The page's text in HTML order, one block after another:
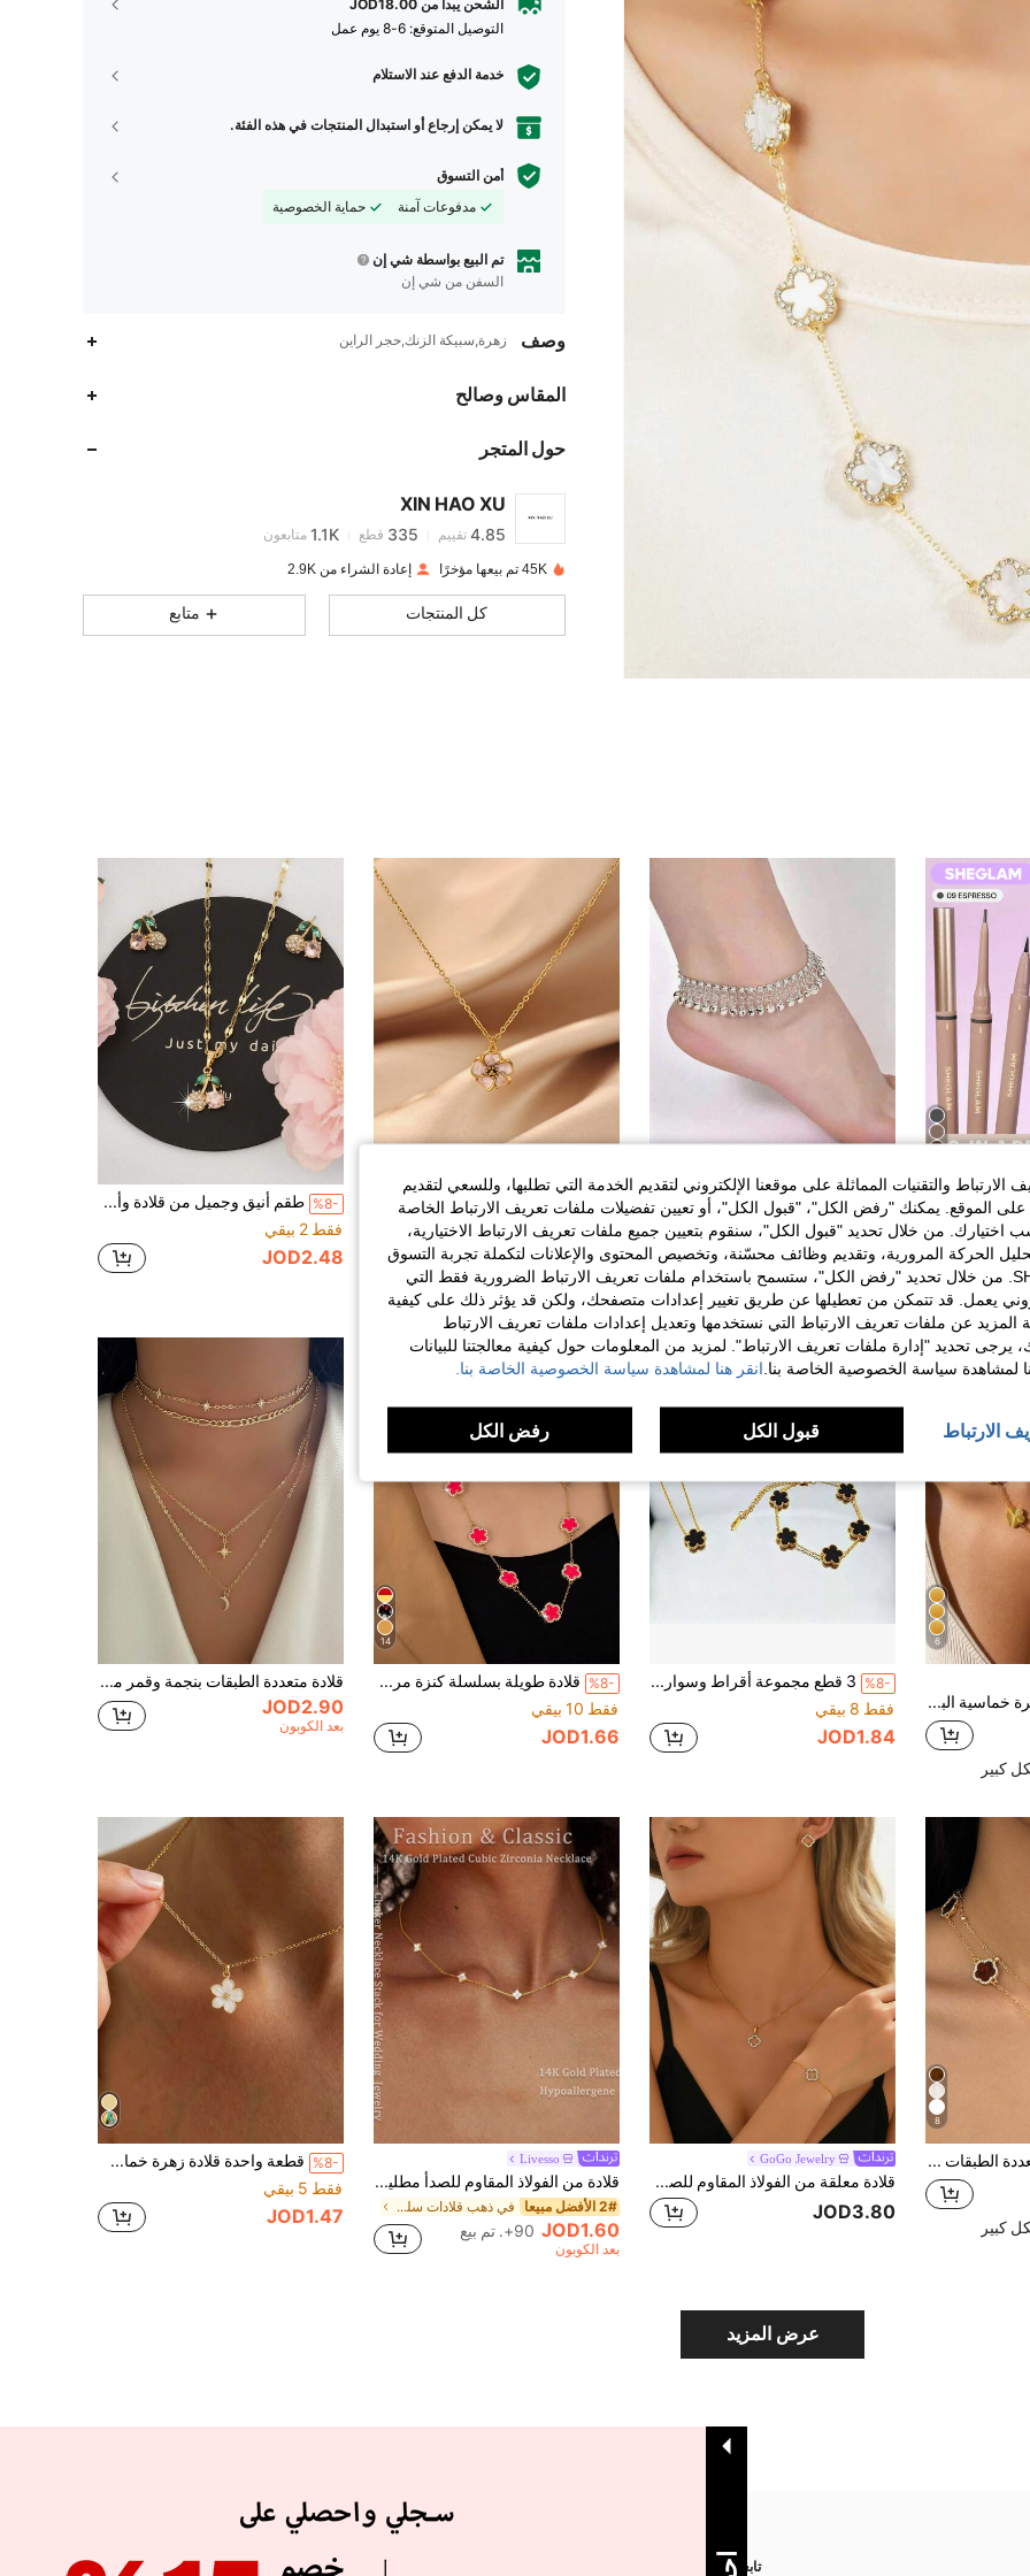
الشحن يبدأ من JOD18.00
التوصيل المتوقع: 6-8 يوم عمل
خدمة الدفع عند الاستلام
لا يمكن إرجاع أو استبدال المنتجات في هذه الفئة.
أمن التسوق
مدفوعات آمنة
حماية الخصوصية
تم البيع بواسطة شي إن
السفن من شي إن
وصف زهرة,سبيكة الزنك,حجر الراين
المقاس وصالح
حول المتجر
XIN HAO XU
4.85
4.85
4.85 تقييم 335 قطع 1.1K متابعون
4.85
1.1K
4.85
335
45K تم بيعها مؤخرًا إعادة الشراء من 2.9K
كل المنتجات متابع
%10-
1 قطعة خلخال جرس أنيق عصري بسيط متعدد الاستخدامات مناسب للفتيات المراهقات للشاطئ والعطلات البحرية
فقط 9 بيقي
JOD1.44
بعد الكوبون
JOD1.70
عملاء متكررون بشكل كبير
%8-
طقم أنيق وجميل من قلادة وأقراط مرصعة بالراين بتصميم الكرز للنساء
فقط 2 بيقي
JOD2.48
6
VceTd قلادة زهرة خماسية البتلات من الفولاذ المقاوم للصدأ بأسلوب عملي بسيط مع نمط منسوج، مناسبة لارتداء النساء اليومي، الخروجات في العطلات، تصوير الشارع الموضة، أو كهدية فاخرة للنساء
كبير
%8-
3 قطع مجموعة أقراط وسوار وقلادة من الفولاذ المقاوم للصدأ اللامع بتصميم زهرة خماسية الأوراق مزدوجة الوجه - مجوهرات مقاومة للبهتان مناسبة للنساء للارتداء
فقط 8 بيقي
JOD1.84
14
%8-
قلادة طويلة بسلسلة كنزة مرصعة بالراينستون بتصميم برسيم خماسي الأوراق، قلادة ذهبية أنيقة وعصرية، 1 قطعة
فقط 10 بيقي
JOD1.66
قلادة متعددة الطبقات بنجمة وقمر من الزركونيا المكعبة الأنيقة، سلسلة باللون الذهبي مناسبة للاستخدام اليومي للنساء، الحفلات، هدايا المناسبات
JOD2.90
بعد الكوبون
8
قلادة نسائية متعددة الطبقات بتصميم أنيق وفاخر بأسلوب حفلات مع تعليقة برسيم خماسي الأوراق محظوظ، 1 قطعة (بسبب القص اليدوي، يكون عدد الخرز على السلسلة عشوائيًا بناءً على الطول الثابت)
كبير
GoGo Jewelry
قلادة معلقة من الفولاذ المقاوم للصدأ مرصعة بالراين ستون بتصميم ورقة البرسيم الرباعية، قلادة أنيقة مزينة بالزركونيا المكعبة بتصميم البرسيم، قلادة عظام الترقوة مناسبة للنساء للاستخدام اليومي أو كهدية
JOD3.80
Livesso
قلادة من الفولاذ المقاوم للصدأ مطلية بالذهب عيار 14 قيراط، بتصميم أنيق وفاخر للنساء، مزينة بزهرة رباعية الأوراق من الزركونيا الماسية، مقاومة للماء والتلاشي، مناسبة للارتداء اليومي والحفلات والمناسبات، هدية مثالية للأصدقاء والعائلة
2# الأفضل مبيعا في ذهب قلادات سلسلة المرأة
JOD1.60 90+. تم بيع
بعد الكوبون
%8-
قطعة واحدة قلادة زهرة خماسية البتلات أنيقة وعصرية للصيف، قلادة من الفولاذ المقاوم للصدأ، إكسسوار لطيف بأسلوب الشارع، هدية للاستخدام اليومي
فقط 5 بيقي
JOD1.47
عرض المزيد
تابعنا على
والتقنيات المماثلة على موقعنا الإلكتروني لتقديم الخدمة التي تطلبها، وللسعي لتقديم
الموقع. يمكنك "رفض الكل"، "قبول الكل"، أو تعيين تفضيلات ملفات تعريف الارتباط الخاصة
من خلال تحديد "قبول الكل"، سنقوم بتعيين جميع ملفات تعريف الارتباط الاختيارية،
الحركة المرورية، وتقديم وظائف محسّنة، وتخصيص المحتوى والإعلانات لتكملة تجربة التسوق
الخاصة بك مع SHEIN. من خلال تحديد "رفض الكل"، ستسمح باستخدام ملفات تعريف الارتباط الضرورية فقط التي
يعمل. قد تتمكن من تعطيلها عن طريق تغيير إعدادات متصفحك، ولكن قد يؤثر ذلك على كيفية
المزيد عن ملفات تعريف الارتباط التي نستخدمها وتعديل إعدادات ملفات تعريف الارتباط
يرجى تحديد "إدارة ملفات تعريف الارتباط". لمزيد من المعلومات حول كيفية معالجتنا للبيانات
لمشاهدة سياسة الخصوصية الخاصة بنا. انقر هنا لمشاهدة سياسة الخصوصية الخاصة بنا.
الارتباط قبول الكل رفض الكل